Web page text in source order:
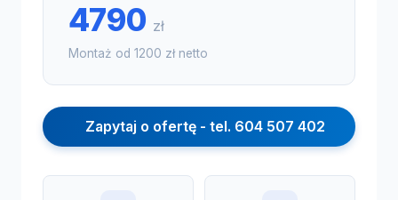
4790 zł
Montaż od 1200 zł netto
Zapytaj o ofertę - tel. 604 507 402